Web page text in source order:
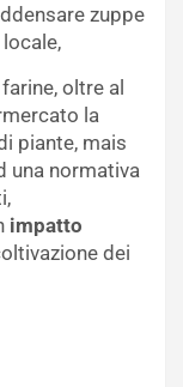
zuppe
oltre al
la
piante, mais
una normativa
impatto
dei